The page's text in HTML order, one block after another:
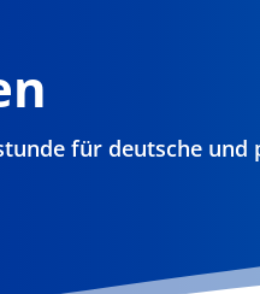
für deutsche und